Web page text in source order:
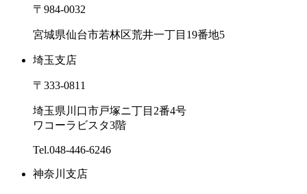
〒984-0032
宮城県仙台市若林区荒井一丁目19番地5
埼玉支店
〒333-0811
埼玉県川口市戸塚ニ丁目2番4号
ワコーラビスタ3階
Tel.048-446-6246
神奈川支店